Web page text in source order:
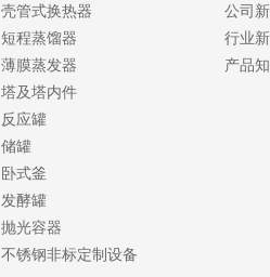
壳管式换热器
短程蒸馏器
薄膜蒸发器
塔及塔内件
反应罐
储罐
卧式釜
发酵罐
抛光容器
不锈钢非标定制设备
公司
行业
产品